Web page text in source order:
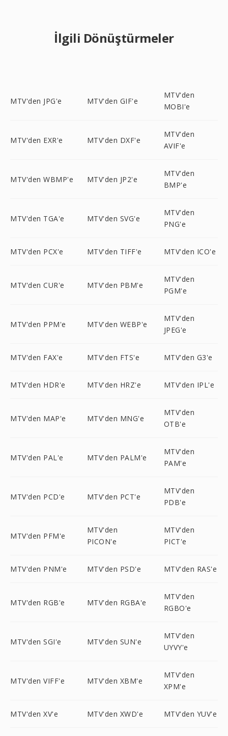
İlgili Dönüştürmeler
MTV'den JPG'e MTV'den GIF'e
MTV'den
MOBI'e
MTV'den EXR'e MTV'den DXF'e
MTV'den
AVIF'e
MTV'den WBMP'e MTV'den JP2'e
MTV'den
BMP'e
MTV'den TGA'e MTV'den SVG'e
MTV'den
PNG'e
MTV'den PCX'e MTV'den TIFF'e MTV'den ICO'e
MTV'den CUR'e MTV'den PBM'e
MTV'den
PGM'e
MTV'den PPM'e MTV'den WEBP'e
MTV'den
JPEG'e
MTV'den FAX'e MTV'den FTS'e MTV'den G3'e
MTV'den HDR'e MTV'den HRZ'e MTV'den IPL'e
MTV'den MAP'e MTV'den MNG'e
MTV'den
OTB'e
MTV'den PAL'e MTV'den PALM'e
MTV'den
PAM'e
MTV'den PCD'e MTV'den PCT'e
MTV'den
PDB'e
MTV'den PFM'e
MTV'den
PICON'e
MTV'den
PICT'e
MTV'den PNM'e MTV'den PSD'e MTV'den RAS'e
MTV'den RGB'e MTV'den RGBA'e
MTV'den
RGBO'e
MTV'den SGI'e MTV'den SUN'e
MTV'den
UYVY'e
MTV'den VIFF'e MTV'den XBM'e
MTV'den
XPM'e
MTV'den XV'e MTV'den XWD'e MTV'den YUV'e